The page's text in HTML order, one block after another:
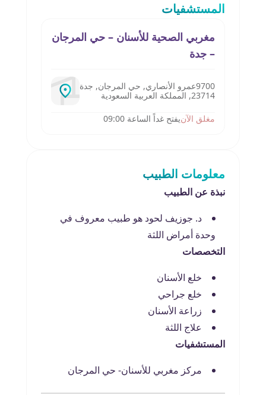
المستشفيات
مغربي الصحية للأسنان – حي المرجان
– جدة‎
9700عمرو الأنصاري, حي المرجان, جدة
23714, المملكة العربية السعودية
مغلق الآنيفتح غداً الساعة 09:00
معلومات الطبيب
نبذة عن الطبيب
د. جوزيف لحود هو طبيب معروف في
وحدة أمراض اللثة
التخصصات
خلع الأسنان
خلع جراحي
زراعة الأسنان
علاج اللثة
المستشفيات
مركز مغربي للأسنان- حي المرجان